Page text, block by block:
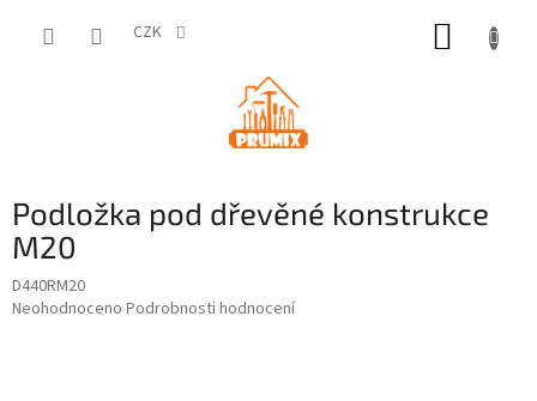
CZK
Podložka pod dřevěné konstrukce
M20
D440RM20
Průměrné
Neohodnoceno Podrobnosti hodnocení